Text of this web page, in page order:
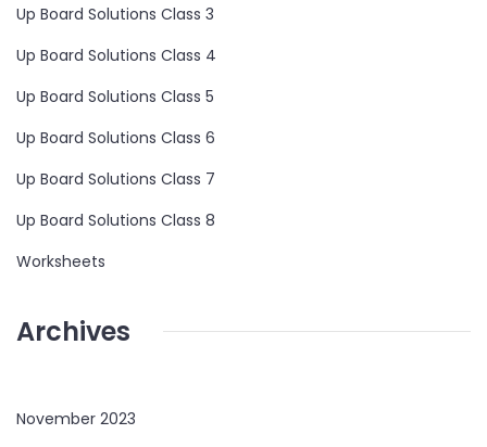
Up Board Solutions Class 3
Up Board Solutions Class 4
Up Board Solutions Class 5
Up Board Solutions Class 6
Up Board Solutions Class 7
Up Board Solutions Class 8
Worksheets
Archives
November 2023